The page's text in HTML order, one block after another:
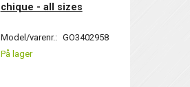
chique - all sizes
Model/varenr.: GO3402958
På lager